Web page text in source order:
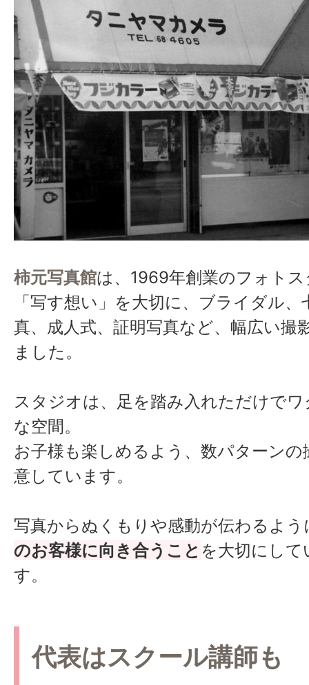
11:00
ヘアメイクに使用する
理 アメピンやゴムな
のは買い出し
12:00 お昼休憩
13:00
着物のメンテナンス
カビが生えやすいので
チェック！もしシミや
れば汚れ落としやアイ
15:00
撮影のためお客様のス
アメイク
17:00
18:00 退社
柿元写真館は、1969年創業のフォト
「写す想い」を大切に、ブライダル、
真、成人式、証明写真など、幅広い撮
ました。
スタジオは、足を踏み入れただけで
な空間。
お子様も楽しめるよう、数パターンの
意しています。
写真からぬくもりや感動が伝わるよう
のお客様に向き合うこと を大切にして
す。
代表はスクール講師も